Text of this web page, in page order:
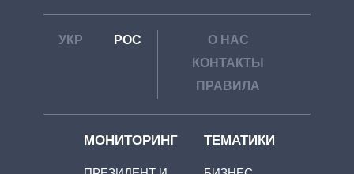
УКР РОС
О НАС
КОНТАКТЫ
ПРАВИЛА
МОНИТОРИНГ ТЕМАТИКИ